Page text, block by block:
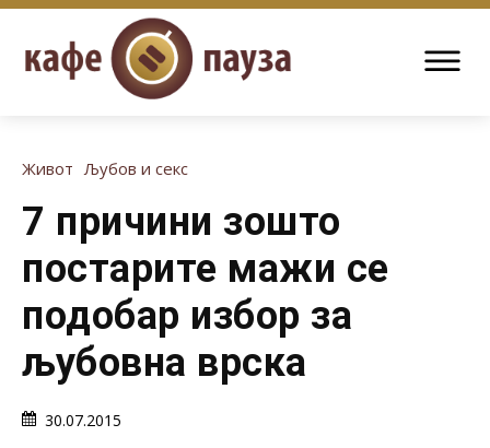
Живот Љубов и секс
7 причини зошто
постарите мажи се
подобар избор за
љубовна врска
30.07.2015